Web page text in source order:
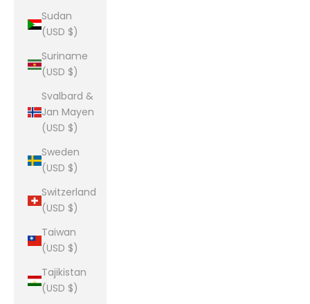
Sudan
(USD $)
Suriname
(USD $)
Svalbard &
Jan Mayen
(USD $)
Sweden
(USD $)
Switzerland
(USD $)
Taiwan
(USD $)
Tajikistan
(USD $)